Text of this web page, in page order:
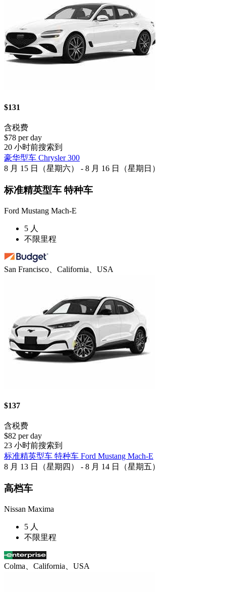
$131
含税费
$78 per day
20 小时前搜索到
豪华型车 Chrysler 300
8 月 15 日（星期六） - 8 月 16 日（星期日）
标准精英型车 特种车
Ford Mustang Mach-E
5 人
不限里程
San Francisco、California、USA
$137
含税费
$82 per day
23 小时前搜索到
标准精英型车 特种车 Ford Mustang Mach-E
8 月 13 日（星期四） - 8 月 14 日（星期五）
高档车
Nissan Maxima
5 人
不限里程
Colma、California、USA